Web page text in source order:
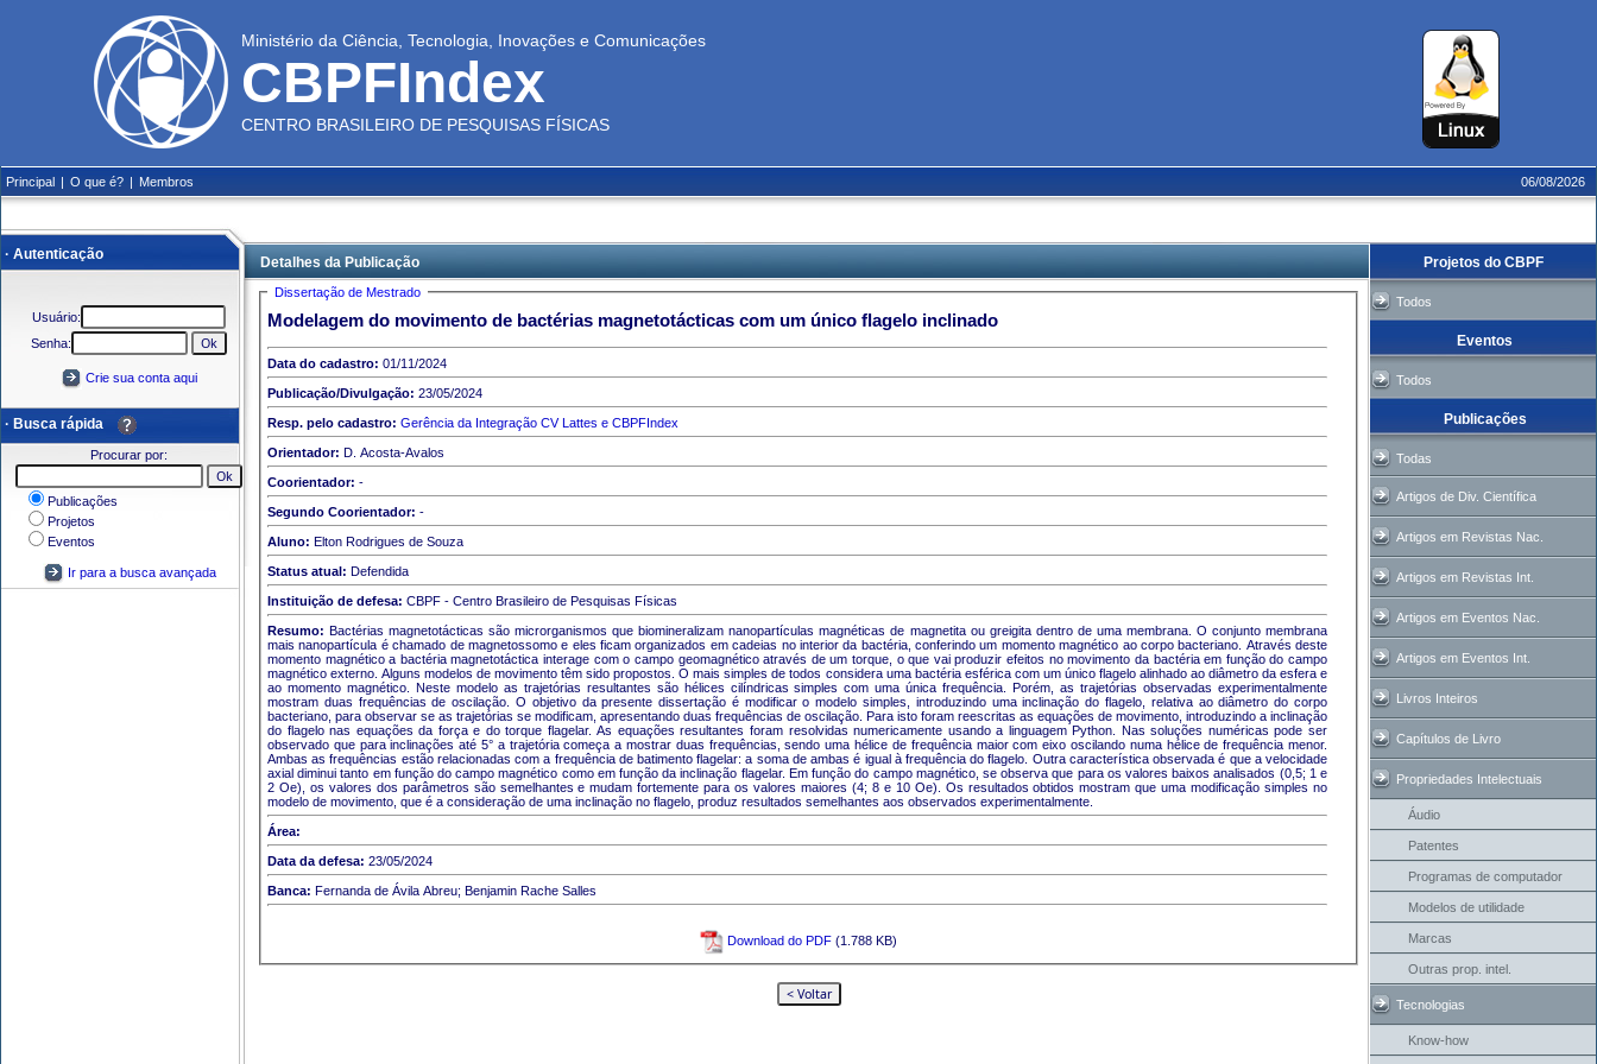
Ministério da Ciência, Tecnologia, Inovações e Comunicações
CBPFIndex
CENTRO BRASILEIRO DE PESQUISAS FÍSICAS
Principal | O que é? | Membros 06/08/2026
· Autenticação Detalhes da Publicação Projetos do CBPF
Usuário:
Senha:
Crie sua conta aqui
· Busca rápida
Procurar por:
Publicações
Projetos
Eventos
Ir para a busca avançada
Dissertação de Mestrado
Modelagem do movimento de bactérias magnetotácticas com um único flagelo inclinado
Data do cadastro: 01/11/2024
Publicação/Divulgação: 23/05/2024
Resp. pelo cadastro: Gerência da Integração CV Lattes e CBPFIndex
Orientador: D. Acosta-Avalos
Coorientador: -
Segundo Coorientador: -
Aluno: Elton Rodrigues de Souza
Status atual: Defendida
Instituição de defesa: CBPF - Centro Brasileiro de Pesquisas Físicas
Resumo: Bactérias magnetotácticas são microrganismos que biomineralizam nanopartículas magnéticas de magnetita ou greigita dentro de uma membrana. O conjunto membrana
mais nanopartícula é chamado de magnetossomo e eles ficam organizados em cadeias no interior da bactéria, conferindo um momento magnético ao corpo bacteriano. Através deste
momento magnético a bactéria magnetotáctica interage com o campo geomagnético através de um torque, o que vai produzir efeitos no movimento da bactéria em função do campo
magnético externo. Alguns modelos de movimento têm sido propostos. O mais simples de todos considera uma bactéria esférica com um único flagelo alinhado ao diâmetro da esfera e
ao momento magnético. Neste modelo as trajetórias resultantes são hélices cilíndricas simples com uma única frequência. Porém, as trajetórias observadas experimentalmente
mostram duas frequências de oscilação. O objetivo da presente dissertação é modificar o modelo simples, introduzindo uma inclinação do flagelo, relativa ao diâmetro do corpo
bacteriano, para observar se as trajetórias se modificam, apresentando duas frequências de oscilação. Para isto foram reescritas as equações de movimento, introduzindo a inclinação
do flagelo nas equações da força e do torque flagelar. As equações resultantes foram resolvidas numericamente usando a linguagem Python. Nas soluções numéricas pode ser
observado que para inclinações até 5° a trajetória começa a mostrar duas frequências, sendo uma hélice de frequência maior com eixo oscilando numa hélice de frequência menor.
Ambas as frequências estão relacionadas com a frequência de batimento flagelar: a soma de ambas é igual à frequência do flagelo. Outra característica observada é que a velocidade
axial diminui tanto em função do campo magnético como em função da inclinação flagelar. Em função do campo magnético, se observa que para os valores baixos analisados (0,5; 1 e
2 Oe), os valores dos parâmetros são semelhantes e mudam fortemente para os valores maiores (4; 8 e 10 Oe). Os resultados obtidos mostram que uma modificação simples no
modelo de movimento, que é a consideração de uma inclinação no flagelo, produz resultados semelhantes aos observados experimentalmente.
Área:
Data da defesa: 23/05/2024
Banca: Fernanda de Ávila Abreu; Benjamin Rache Salles
Download do PDF (1.788 KB)
Todos
Eventos
Todos
Publicações
Todas
Artigos de Div. Científica
Artigos em Revistas Nac.
Artigos em Revistas Int.
Artigos em Eventos Nac.
Artigos em Eventos Int.
Livros Inteiros
Capítulos de Livro
Propriedades Intelectuais
Áudio
Patentes
Programas de computador
Modelos de utilidade
Marcas
Outras prop. intel.
Tecnologias
Know-how